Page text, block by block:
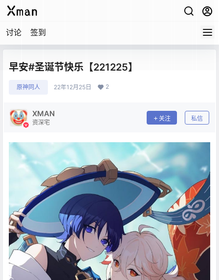
讨论 签到
早安#圣诞节快乐【221225】
原神同人 22年12月25日 2
XMAN
资深宅
关注 私信